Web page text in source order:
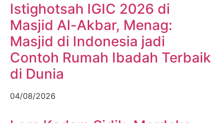
Istighotsah IGIC 2026 di
Masjid Al-Akbar, Menag:
Masjid di Indonesia jadi
Contoh Rumah Ibadah Terbaik
di Dunia
04/08/2026